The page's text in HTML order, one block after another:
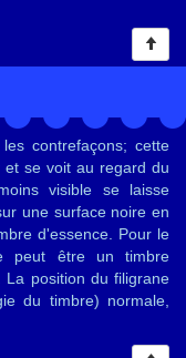
contrefaçons; cette
se voit au regard du
visible se laisse
une surface noire en
d'essence. Pour le
peut être un timbre
position du filigrane
du timbre) normale,